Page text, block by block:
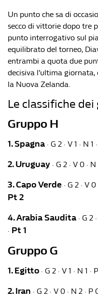
Un punto che sa di
secco di vittorie dopo tre
punto interrogativo sul
equilibrato del torneo,
entrambi a quota due
decisiva l’ultima
la Nuova Zelanda.
Le classifiche dei
Gruppo H
1. Spagna · G 2 · V 1 · N
2. Uruguay · G 2 · V 0 ·
3. Capo Verde · G 2 · V
Pt 2
4. Arabia Saudita · G 2
· Pt 1
Gruppo G
1. Egitto · G 2 · V 1 · N 1 ·
2. Iran · G 2 · V 0 · N 2 · P